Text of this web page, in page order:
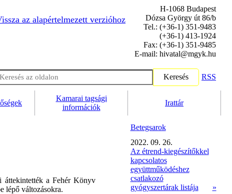
az alapértelmezett verzióhoz
H-1068 Budapest
Dózsa György út 86/b
Tel.: (+36-1) 351-9483
(+36-1) 413-1924
Fax: (+36-1) 351-9485
E-mail: hivatal@mgyk.hu
Keresés RSS
Kamarai tagsági
információk
Irattár
áttekintették a Fehér Könyv
lépő változásokra.
Betegsarok
2022. 09. 26.
Az étrend-kiegészítőkkel
kapcsolatos
együttműködéshez
csatlakozó
gyógyszertárak listája
»